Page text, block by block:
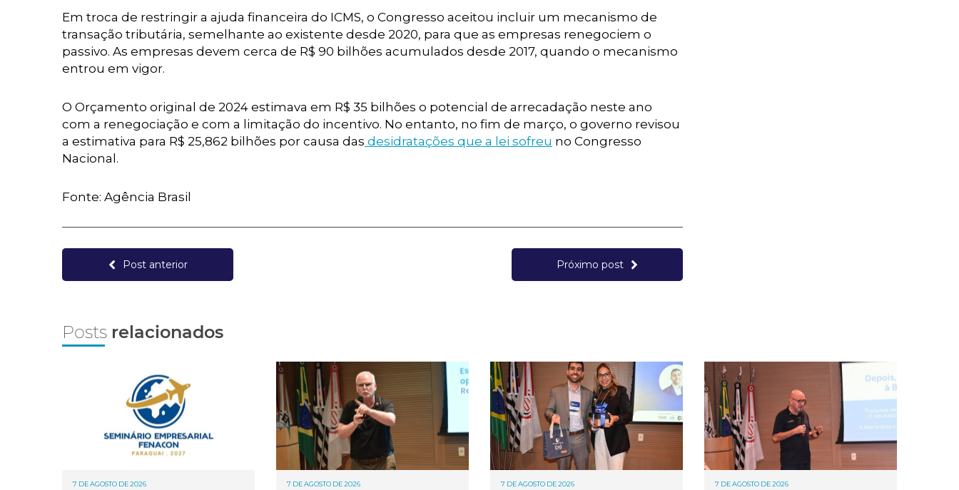
Em troca de restringir a ajuda financeira do ICMS, o Congresso aceitou incluir um mecanismo de
transação tributária, semelhante ao existente desde 2020, para que as empresas renegociem o
passivo. As empresas devem cerca de R$ 90 bilhões acumulados desde 2017, quando o mecanismo
entrou em vigor.
O Orçamento original de 2024 estimava em R$ 35 bilhões o potencial de arrecadação neste ano
com a renegociação e com a limitação do incentivo. No entanto, no fim de março, o governo revisou
a estimativa para R$ 25,862 bilhões por causa das desidratações que a lei sofreu no Congresso
Nacional.
Fonte: Agência Brasil
Post anterior Próximo post
Posts relacionados
7 DE AGOSTO DE 2026 7 DE AGOSTO DE 2026 7 DE AGOSTO DE 2026 7 DE AGOSTO DE 2026